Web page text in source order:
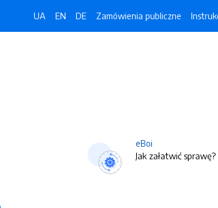
UA EN DE Zamówienia publiczne
eBoi
Jak załatwić sprawę?